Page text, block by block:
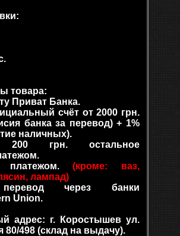
товара:
Приват Банка.
счёт от 2000 грн.
банка за перевод) + 1%
наличных).
200 грн. остальное
платежом.(кроме: ваз,
лампад)
через банки
Union.
адрес: г. Коростышев ул.
80/498 (склад на выдачу).